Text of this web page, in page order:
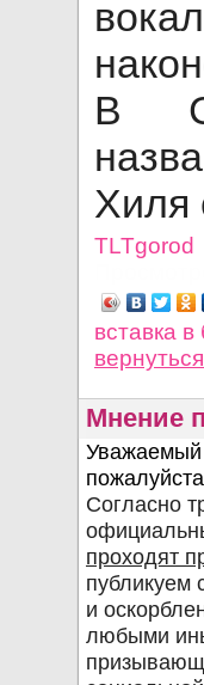
В
Хиля
TLTgorod
вставка в
вернуться
Мнение